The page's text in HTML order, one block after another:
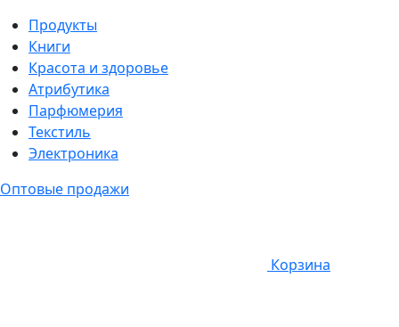
Продукты
Книги
Красота и здоровье
Атрибутика
Парфюмерия
Текстиль
Электроника
Оптовые продажи
Корзина